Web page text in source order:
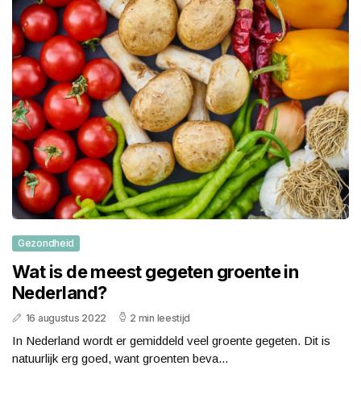
Gezondheid
Wat is de meest gegeten groente in
Nederland?
16 augustus 2022 2 min leestijd
In Nederland wordt er gemiddeld veel groente gegeten. Dit is
natuurlijk erg goed, want groenten beva...